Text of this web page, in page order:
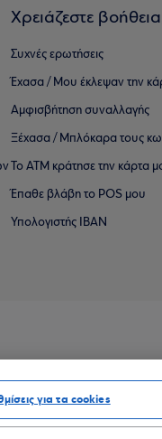
Χρειάζεστε
Συχνές ερωτήσεις
Έχασα / Μου έκλεψαν την
Αμφισβήτηση συναλλαγής
Ξέχασα / Μπλόκαρα τους
Το ΑΤΜ κράτησε την κάρτα
Έπαθε βλάβη το POS μου
Υπολογιστής IBAN
για τα cookies